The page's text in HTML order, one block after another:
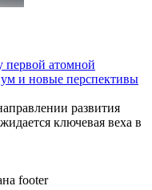
первой атомной
и новые перспективы
развития
ключевая веха в